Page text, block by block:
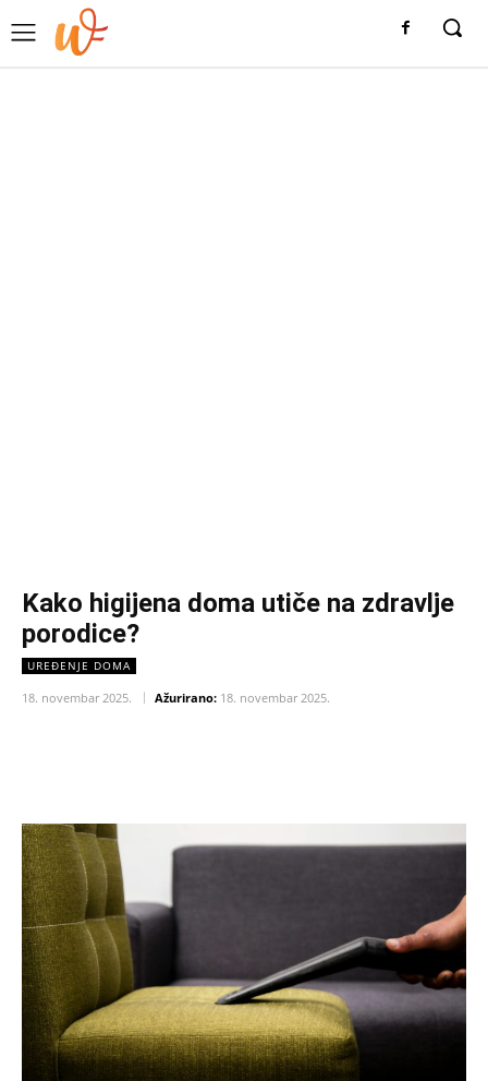
Kako higijena doma utiče na zdravlje
porodice?
UREĐENJE DOMA
18. novembar 2025. Ažurirano: 18. novembar 2025.